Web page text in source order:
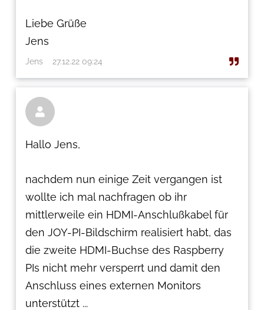
Liebe Grüße
Jens
Jens 27.12.22 09:24

Hallo Jens,
nachdem nun einige Zeit vergangen ist
wollte ich mal nachfragen ob ihr
mittlerweile ein HDMI-Anschlußkabel für
den JOY-PI-Bildschirm realisiert habt, das
die zweite HDMI-Buchse des Raspberry
PIs nicht mehr versperrt und damit den
Anschluss eines externen Monitors
unterstützt ...